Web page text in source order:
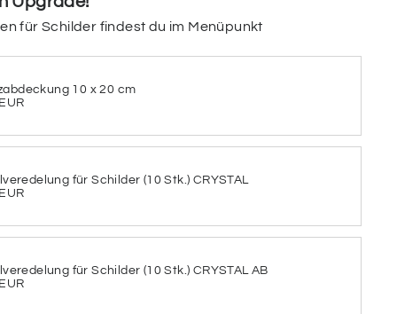
des Aluminiums aus.
Aluminiums
für Schilder findest du im Menüpunkt
10 x 20 cm
für Schilder (10 Stk.) CRYSTAL
für Schilder (10 Stk.) CRYSTAL AB